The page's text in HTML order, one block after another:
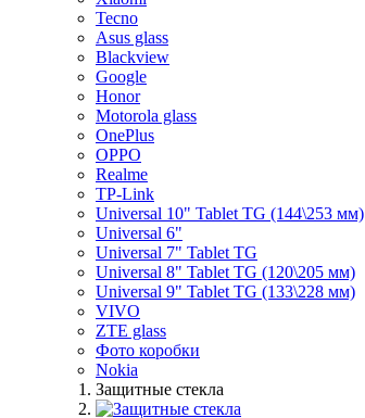
Tecno
Asus glass
Blackview
Google
Honor
Motorola glass
OnePlus
OPPO
Realme
TP-Link
Universal 10" Tablet TG (144\253 мм)
Universal 6"
Universal 7" Tablet TG
Universal 8" Tablet TG (120\205 мм)
Universal 9" Tablet TG (133\228 мм)
VIVO
ZTE glass
Фото коробки
Nokia
Защитные стекла